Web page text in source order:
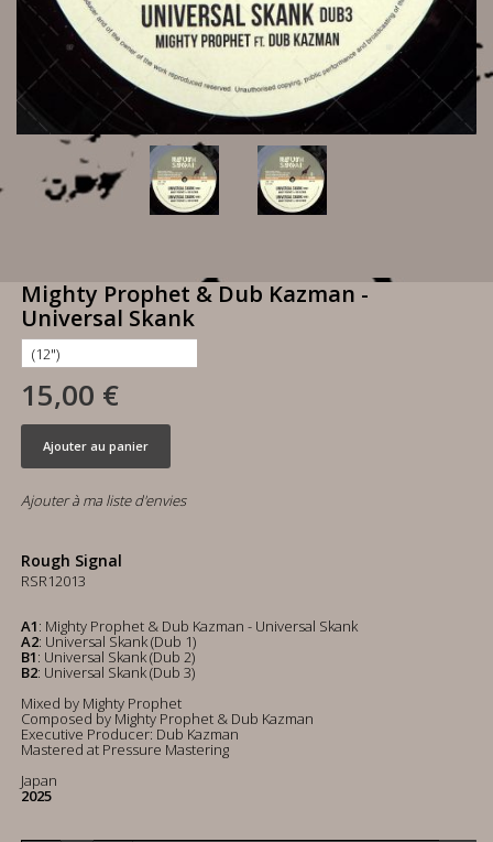
Mighty Prophet & Dub Kazman -
Universal Skank
15,00 €
Ajouter au panier
Ajouter à ma liste d'envies
Rough Signal
RSR12013
A1: Mighty Prophet & Dub Kazman - Universal Skank
A2: Universal Skank (Dub 1)
B1: Universal Skank (Dub 2)
B2: Universal Skank (Dub 3)
Mixed by Mighty Prophet
Composed by Mighty Prophet & Dub Kazman
Executive Producer: Dub Kazman
Mastered at Pressure Mastering
Japan
2025